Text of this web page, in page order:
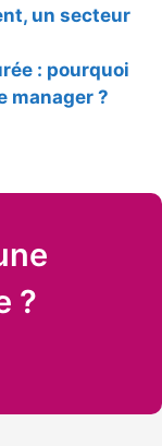
un secteur
: pourquoi
manager ?
?